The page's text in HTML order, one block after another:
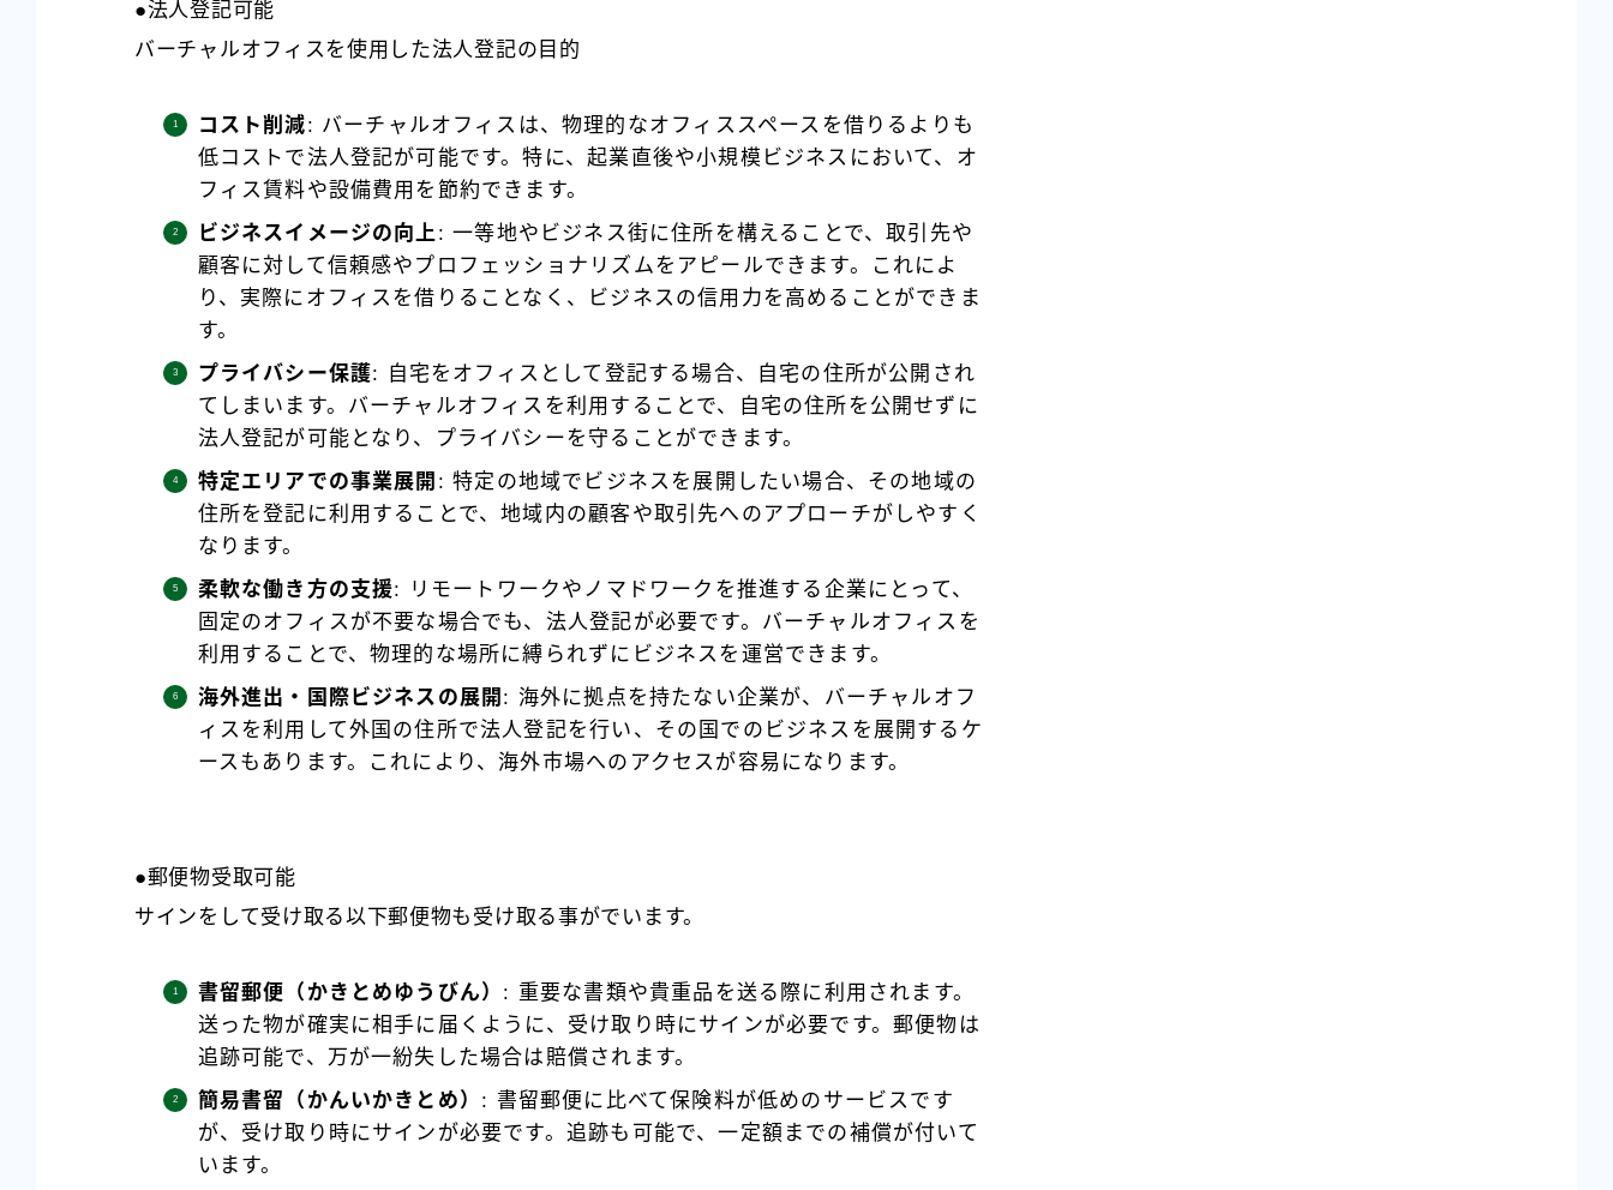
●法人登記可能
バーチャルオフィスを使用した法人登記の目的
コスト削減: バーチャルオフィスは、物理的なオフィススペースを借りるよりも
低コストで法人登記が可能です。特に、起業直後や小規模ビジネスにおいて、オ
フィス賃料や設備費用を節約できます。
ビジネスイメージの向上 : 一等地やビジネス街に住所を構えることで、取引先や
顧客に対して信頼感やプロフェッショナリズムをアピールできます。これによ
り、実際にオフィスを借りることなく、ビジネスの信用力を高めることができま
す。
プライバシー保護: 自宅をオフィスとして登記する場合、自宅の住所が公開され
てしまいます。バーチャルオフィスを利用することで、自宅の住所を公開せずに
法人登記が可能となり、プライバシーを守ることができます。
特定エリアでの事業展開 : 特定の地域でビジネスを展開したい場合、その地域の
住所を登記に利用することで、地域内の顧客や取引先へのアプローチがしやすく
なります。
柔軟な働き方の支援: リモートワークやノマドワークを推進する企業にとって、
固定のオフィスが不要な場合でも、法人登記が必要です。バーチャルオフィスを
利用することで、物理的な場所に縛られずにビジネスを運営できます。
海外進出・国際ビジネスの展開 : 海外に拠点を持たない企業が、バーチャルオフ
ィスを利用して外国の住所で法人登記を行い、その国でのビジネスを展開するケ
ースもあります。これにより、海外市場へのアクセスが容易になります。
●郵便物受取可能
サインをして受け取る以下郵便物も受け取る事がでいます。
書留郵便（かきとめゆうびん） : 重要な書類や貴重品を送る際に利用されます。
送った物が確実に相手に届くように、受け取り時にサインが必要です。郵便物は
追跡可能で、万が一紛失した場合は賠償されます。
簡易書留（かんいかきとめ） : 書留郵便に比べて保険料が低めのサービスです
が、受け取り時にサインが必要です。追跡も可能で、一定額までの補償が付いて
います。